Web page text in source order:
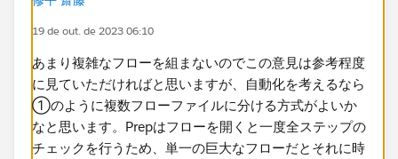
19 de out. de 2023 06:10
あまり複雑なフローを組まないのでこの意見は参考程度
に見ていただければと思いますが、自動化を考えるなら
①のように複数フローファイルに分ける方式がよいか
なと思います。Prepはフローを開くと一度全ステップの
チェックを行うため、単一の巨大なフローだとそれに時